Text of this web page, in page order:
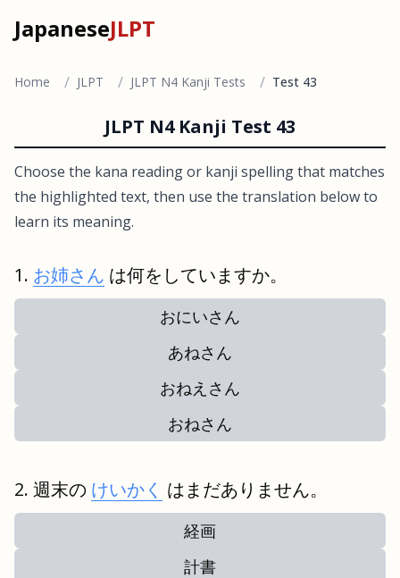
JapaneseJLPT
Home / JLPT / JLPT N4 Kanji Tests / Test 43
JLPT N4 Kanji Test 43
Choose the kana reading or kanji spelling that matches
the highlighted text, then use the translation below to
learn its meaning.
お姉さん は何をしていますか。
おにいさん
あねさん
おねえさん
おねさん
週末の けいかく はまだありません。
経画
計書